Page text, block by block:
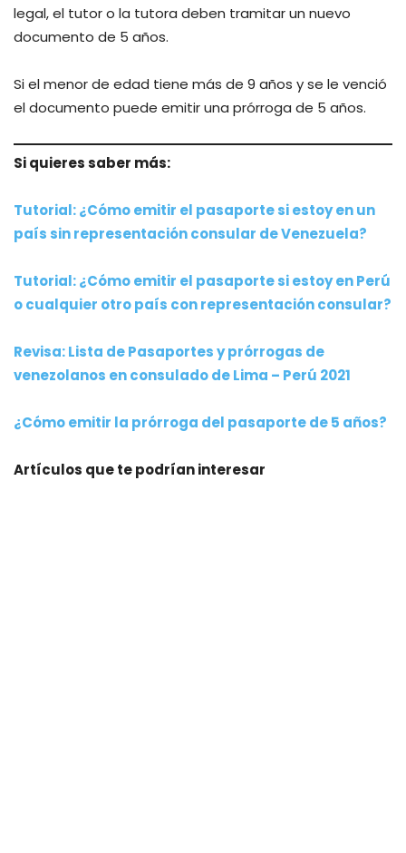
legal, el tutor o la tutora deben tramitar un nuevo
documento de 5 años.
Si el menor de edad tiene más de 9 años y se le venció
el documento puede emitir una prórroga de 5 años.
Si quieres saber más:
Tutorial: ¿Cómo emitir el pasaporte si estoy en un
país sin representación consular de Venezuela?
Tutorial: ¿Cómo emitir el pasaporte si estoy en Perú
o cualquier otro país con representación consular?
Revisa: Lista de Pasaportes y prórrogas de
venezolanos en consulado de Lima – Perú 2021
¿Cómo emitir la prórroga del pasaporte de 5 años?
Artículos que te podrían interesar